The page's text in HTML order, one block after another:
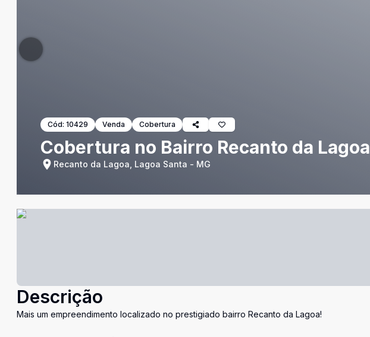
Cód: 10429 Venda Cobertura
Cobertura no Bairro Recanto da Lagoa
Recanto da Lagoa, Lagoa Santa - MG
Descrição
Mais um empreendimento localizado no prestigiado bairro Recanto da Lagoa!